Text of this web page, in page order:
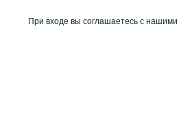
При входе вы соглашаетесь с нашими